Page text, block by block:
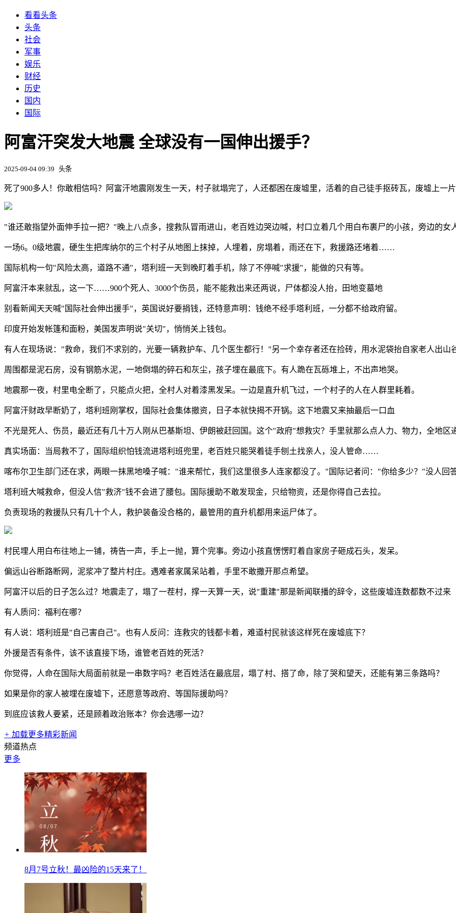
看看头条
头条
社会
军事
娱乐
财经
历史
国内
国际
阿富汗突发大地震 全球没有一国伸出援手？
2025-09-04 09:39 头条
死了900多人！你敢相信吗？阿富汗地震刚发生一天，村子就塌完了，人还都困在废墟里，活着的自己徒手抠砖瓦，废墟上
"谁还敢指望外面伸手拉一把？"晚上八点多，搜救队冒雨进山，老百姓边哭边喊，村口立着几个用白布裹尸的小孩，旁边的女
一场6。0级地震，硬生生把库纳尔的三个村子从地图上抹掉，人埋着，房塌着，雨还在下，救援路还堵着……
国际机构一句"风险太高，道路不通"，塔利班一天到晚盯着手机，除了不停喊"求援"，能做的只有等。
阿富汗本来就乱，这一下……900个死人、3000个伤员，能不能救出来还两说，尸体都没人抬，田地变墓地
别看新闻天天喊"国际社会伸出援手"，英国说好要捐钱，还特意声明：钱绝不经手塔利班，一分都不给政府留。
印度开始发帐篷和面粉，美国发声明说"关切"，悄悄关上钱包。
有人在现场说："救命，我们不求别的，光要一辆救护车、几个医生都行！"另一个幸存者还在捡砖，用水泥袋抬自家老人出
周围都是泥石房，没有钢筋水泥，一地倒塌的碎石和灰尘，孩子埋在最底下。有人跪在瓦砾堆上，不出声地哭。
地震那一夜，村里电全断了，只能点火把，全村人对着漆黑发呆。一边是直升机飞过，一个村子的人在人群里耗着。
阿富汗财政早断奶了，塔利班刚掌权，国际社会集体撤资，日子本就快揭不开锅。这下地震又来抽最后一口血
不光是死人、伤员，最近还有几十万人刚从巴基斯坦、伊朗被赶回国。这个"政府"想救灾？手里就那么点人力、物力，全地区
真实场面：当局救不了，国际组织怕钱流进塔利班兜里，老百姓只能哭着徒手刨土找亲人，没人管命……
喀布尔卫生部门还在求，两眼一抹黑地嗓子喊："谁来帮忙，我们这里很多人连家都没了。"国际记者问："你给多少？"没人回
塔利班大喊救命，但没人信"救济"钱不会进了腰包。国际援助不敢发现金，只给物资，还是你得自己去拉。
负责现场的救援队只有几十个人，救护装备没合格的，最管用的直升机都用来运尸体了。
村民埋人用白布往地上一铺，祷告一声，手上一抛，算个完事。旁边小孩直愣愣盯着自家房子砸成石头，发呆。
偏远山谷断路断网，泥浆冲了整片村庄。遇难者家属呆站着，手里不敢撒开那点希望。
阿富汗以后的日子怎么过？地震走了，塌了一茬村，撑一天算一天，说"重建"那是新闻联播的辞令，这些废墟连数都数不过来
有人质问：福利在哪？
有人说：塔利班是"自己害自己"。也有人反问：连救灾的钱都卡着，难道村民就该这样死在废墟底下？
外援是否有条件，该不该直接下场，谁管老百姓的死活？
你觉得，人命在国际大局面前就是一串数字吗？老百姓活在最底层，塌了村、搭了命，除了哭和望天，还能有第三条路吗？
如果是你的家人被埋在废墟下，还愿意等政府、等国际援助吗？
到底应该救人要紧，还是顾着政治账本？你会选哪一边？
+ 加载更多精彩新闻
频道热点
更多
8月7号立秋！最凶险的15天来了！